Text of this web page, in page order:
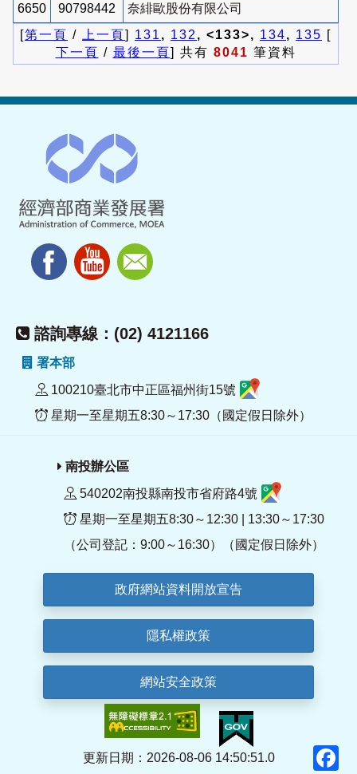
6650 90798442
奈緋歐股份有限公司
[第一頁 / 上一頁] 131 , 132 , <133>, 134, 135 [
下一頁 / 最後一頁] 共有 8041 筆資料
諮詢專線：(02) 4121166
署本部
100210臺北市中正區福州街15號
星期一至星期五8:30～17:30（國定假日除外）
南投辦公區
540202南投縣南投市省府路4號
星期一至星期五8:30～12:30 | 13:30～17:30
（公司登記：9:00～16:30）（國定假日除外）
政府網站資料開放宣告
隱私權政策
網站安全政策
更新日期：2026-08-06 14:50:51.0